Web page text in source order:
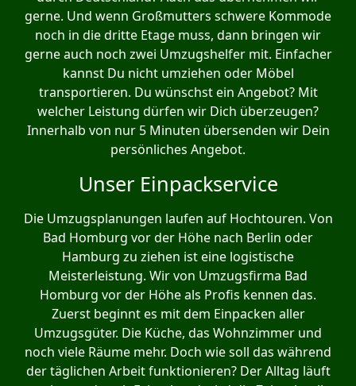
gerne. Und wenn Großmutters schwere Kommode
noch in die dritte Etage muss, dann bringen wir
gerne auch noch zwei Umzugshelfer mit. Einfacher
kannst Du nicht umziehen oder Möbel
transportieren. Du wünschst ein Angebot? Mit
welcher Leistung dürfen wir Dich überzeugen?
Innerhalb von nur 5 Minuten übersenden wir Dein
persönliches Angebot.
Unser Einpackservice
Die Umzugsplanungen laufen auf Hochtouren. Von
Bad Homburg vor der Höhe nach Berlin oder
Hamburg zu ziehen ist eine logistische
Meisterleistung. Wir von Umzugsfirma Bad
Homburg vor der Höhe als Profis kennen das.
Zuerst beginnt es mit dem Einpacken aller
Umzugsgüter. Die Küche, das Wohnzimmer und
noch viele Räume mehr. Doch wie soll das während
der täglichen Arbeit funktionieren? Der Alltag läuft